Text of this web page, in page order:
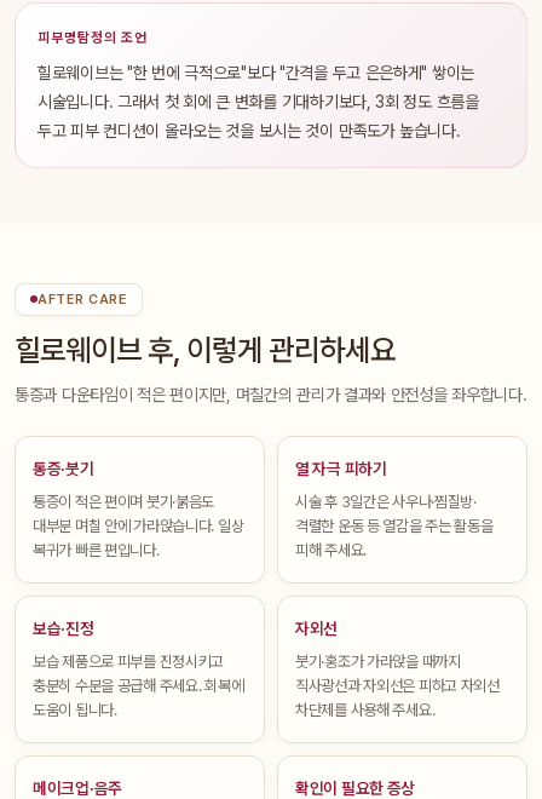
피부명탐정의 조언
힐로웨이브는 "한 번에 극적으로"보다 "간격을 두고 은은하게" 쌓이는
시술입니다. 그래서 첫 회에 큰 변화를 기대하기보다, 3회 정도 흐름을
두고 피부 컨디션이 올라오는 것을 보시는 것이 만족도가 높습니다.
AFTER CARE
힐로웨이브 후, 이렇게 관리하세요
통증과 다운타임이 적은 편이지만, 며칠간의 관리가 결과와 안전성을 좌우합니다.
통증·붓기
통증이 적은 편이며 붓기·붉음도
대부분 며칠 안에 가라앉습니다. 일상
복귀가 빠른 편입니다.
열 자극 피하기
시술 후 3일간은 사우나·찜질방·
격렬한 운동 등 열감을 주는 활동을
피해 주세요.
보습·진정
보습 제품으로 피부를 진정시키고
충분히 수분을 공급해 주세요. 회복에
도움이 됩니다.
자외선
붓기·홍조가 가라앉을 때까지
직사광선과 자외선은 피하고 자외선
차단제를 사용해 주세요.
메이크업·음주 확인이 필요한 증상